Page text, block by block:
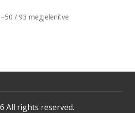
/ 93 megjelenítve
All rights reserved.